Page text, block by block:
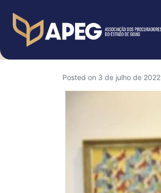
Posted on 3 de julho de 2022